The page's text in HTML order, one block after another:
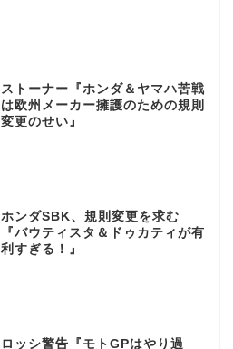
ストーナー『ホンダ＆ヤマハ苦戦
は欧州メーカー擁護のための規則
変更のせい』
ホンダSBK、規則変更を求む
『バウティスタ＆ドゥカティが有
利すぎる！』
ロッシ警告『モトGPはやり過